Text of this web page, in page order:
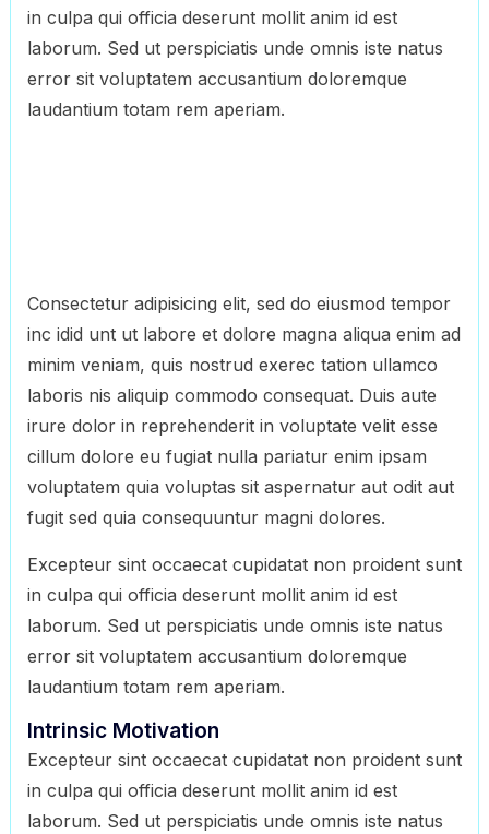
in culpa qui officia deserunt mollit anim id est
laborum. Sed ut perspiciatis unde omnis iste natus
error sit voluptatem accusantium doloremque
laudantium totam rem aperiam.
Consectetur adipisicing elit, sed do eiusmod tempor
inc idid unt ut labore et dolore magna aliqua enim ad
minim veniam, quis nostrud exerec tation ullamco
laboris nis aliquip commodo consequat. Duis aute
irure dolor in reprehenderit in voluptate velit esse
cillum dolore eu fugiat nulla pariatur enim ipsam
voluptatem quia voluptas sit aspernatur aut odit aut
fugit sed quia consequuntur magni dolores.
Excepteur sint occaecat cupidatat non proident sunt
in culpa qui officia deserunt mollit anim id est
laborum. Sed ut perspiciatis unde omnis iste natus
error sit voluptatem accusantium doloremque
laudantium totam rem aperiam.
Intrinsic Motivation
Excepteur sint occaecat cupidatat non proident sunt
in culpa qui officia deserunt mollit anim id est
laborum. Sed ut perspiciatis unde omnis iste natus